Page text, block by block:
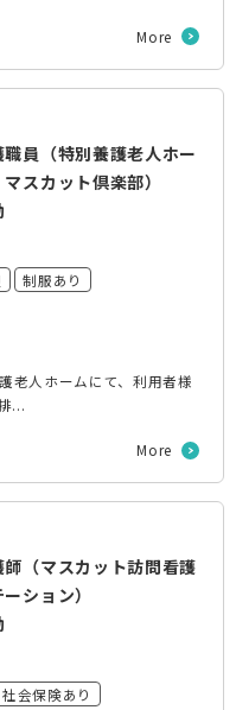
More
職員（特別養護老人ホー
スカット倶楽部）
制服あり
老人ホームにて、利用者様
...
More
師（マスカット訪問看護
ション）
社会保険あり